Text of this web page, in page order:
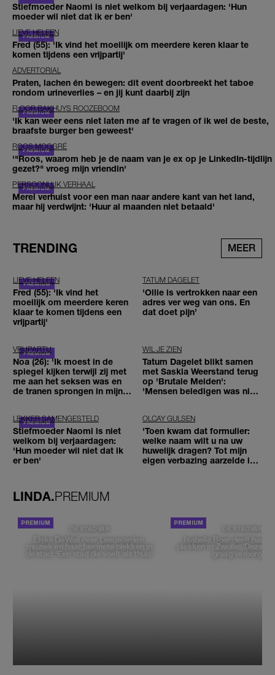
Stiefmoeder Naomi is niet welkom bij verjaardagen: 'Hun
moeder wil niet dat ik er ben'
LIEVE HELEEN
Fred (55): 'Ik vind het moeilijk om meerdere keren klaar te
komen tijdens een vrijpartij'
ADVERTORIAL
Praten, lachen én bewegen: dit event doorbreekt het taboe
rondom urineverlies – en jij kunt daarbij zijn
FLOOR BAKHUYS ROOZEBOOM
'Ik kan weer eens niet laten me af te vragen of ik wel de beste,
braafste burger ben geweest'
ROOS MOGGRÉ
'"Roos, waarom heb je de naam van je ex op je LinkedIn-tijdlijn
gezet?" vroeg mijn vriendin'
PERSOONLIJK VERHAAL
Merel verhuist voor een man naar andere kant van het land,
maar hij verdwijnt: 'Huur al maanden niet betaald'
TRENDING MEER
LIEVE HELEEN
Fred (55): 'Ik vind het
moeilijk om meerdere keren
klaar te komen tijdens een
vrijpartij'
TATUM DAGELET
'Ollie is vertrokken naar een
adres ver weg van ons. En
dat doet pijn’
VRIJPARTIJ
Noa (26): 'Ik moest in de
spiegel kijken terwijl zij met
me aan het seksen was en
de tranen sprongen in mijn
WIL JE ZIEN
Tatum Dagelet blikt samen
met Saskia Weerstand terug
op 'Brutale Meiden':
'Mensen beledigen was niet
LEKKER SAMENGESTELD
Stiefmoeder Naomi is niet
welkom bij verjaardagen:
'Hun moeder wil niet dat ik
er ben'
OLCAY GULSEN
'Toen kwam dat formulier:
welke naam wilt u na uw
huwelijk dragen? Tot mijn
eigen verbazing aarzelde ik
LINDA.PREMIUM
DE STAD VAN
Elske DeWall over Leeuwarden,
muziek en haar favoriete plekken in
de stad: 'Een stad die voelt als thuis'
DE STAD VAN
Isabelle Boer deelt haar
plekken in Zwolle: 'Deze
graag verborgen'